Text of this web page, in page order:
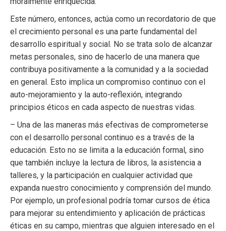
Este número, entonces, actúa como un recordatorio de que
el crecimiento personal es una parte fundamental del
desarrollo espiritual y social. No se trata solo de alcanzar
metas personales, sino de hacerlo de una manera que
contribuya positivamente a la comunidad y a la sociedad
en general. Esto implica un compromiso continuo con el
auto-mejoramiento y la auto-reflexión, integrando
principios éticos en cada aspecto de nuestras vidas.
– Una de las maneras más efectivas de comprometerse
con el desarrollo personal continuo es a través de la
educación. Esto no se limita a la educación formal, sino
que también incluye la lectura de libros, la asistencia a
talleres, y la participación en cualquier actividad que
expanda nuestro conocimiento y comprensión del mundo.
Por ejemplo, un profesional podría tomar cursos de ética
para mejorar su entendimiento y aplicación de prácticas
éticas en su campo, mientras que alguien interesado en el